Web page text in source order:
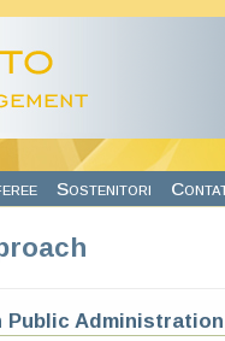
Sostenitori